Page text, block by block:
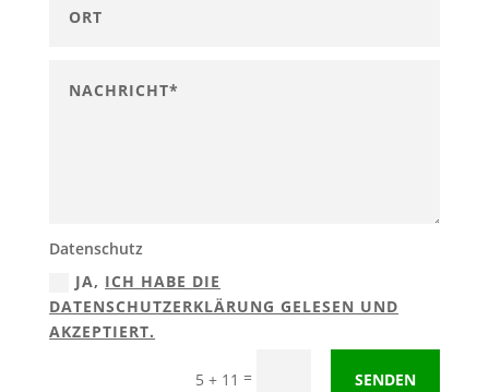
Datenschutz
JA, ICH HABE DIE
DATENSCHUTZERKLÄRUNG GELESEN UND
AKZEPTIERT.
5 + 11 = SENDEN